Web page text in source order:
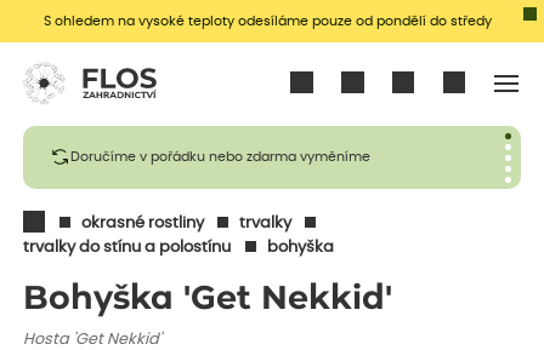
S ohledem na vysoké teploty odesíláme pouze od pondělí do středy
Doručíme v pořádku nebo zdarma vyměníme
okrasné rostliny
trvalky
trvalky do stínu a polostínu
bohyška
Bohyška 'Get Nekkid'
Hosta 'Get Nekkid'